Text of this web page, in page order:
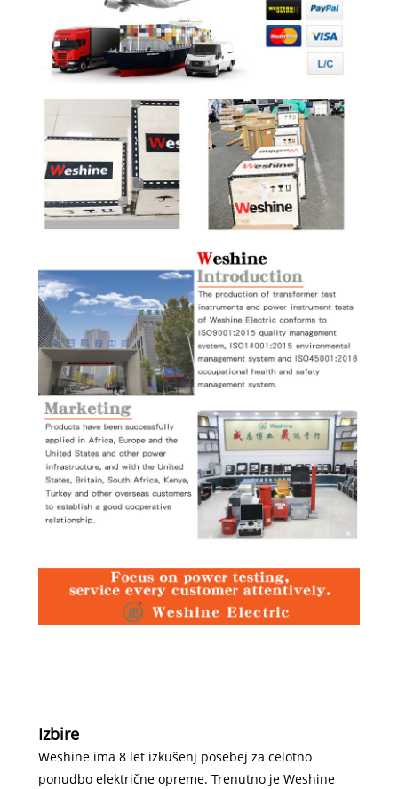
Izbire
Weshine ima 8 let izkušenj posebej za celotno
ponudbo električne opreme. Trenutno je Weshine